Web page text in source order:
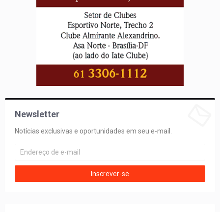
Newsletter
Notícias exclusivas e oportunidades em seu e-mail.